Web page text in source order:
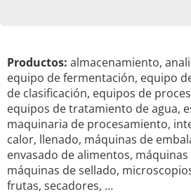
Productos: almacenamiento,
equipo de fermentación, equipo
de clasificación, equipos de
equipos de tratamiento de agua,
maquinaria de procesamiento,
calor, llenado, máquinas de
envasado de alimentos,
máquinas de sellado,
frutas, secadores, …